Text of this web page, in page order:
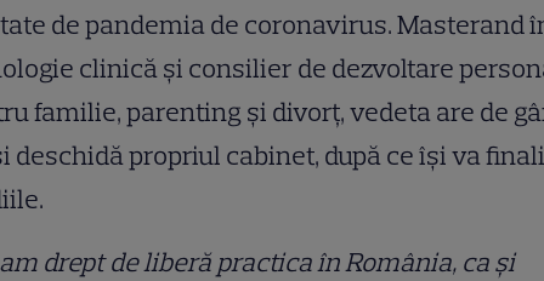
de pandemia de coronavirus. Masterand
clinică și consilier de dezvoltare
familie, parenting și divorț, vedeta are de
deschidă propriul cabinet, după ce își va
drept de liberă practica în România, ca și